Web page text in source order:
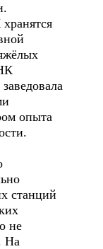
опыта
станций
не
На